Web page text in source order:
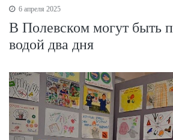
6 апреля 2025
В Полевском могут быть
водой два дня